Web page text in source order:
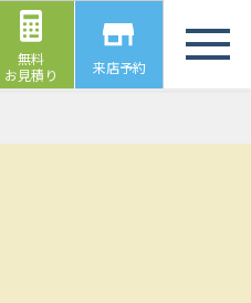
無料
お見積り
来店予約